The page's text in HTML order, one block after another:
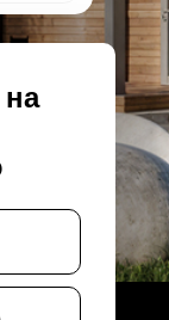
на